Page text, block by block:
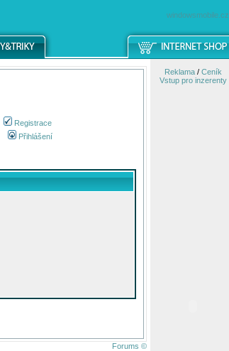
windowsmobile.cz
Registrace
Přihlášení
Forums ©
Reklama/ Ceník
Vstup pro inzerenty